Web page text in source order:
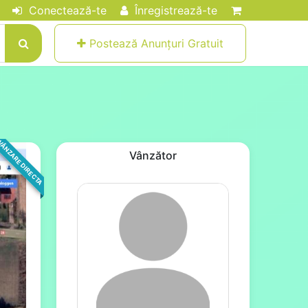
Conectează-te Înregistrează-te
Postează Anunțuri Gratuit
DIRECTA Vânzător